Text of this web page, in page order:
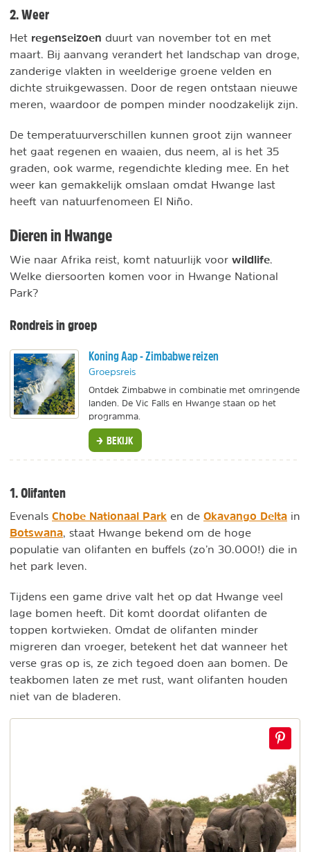
2. Weer
Het regenseizoen duurt van november tot en met
maart. Bij aanvang verandert het landschap van droge,
zanderige vlakten in weelderige groene velden en
dichte struikgewassen. Door de regen ontstaan nieuwe
meren, waardoor de pompen minder noodzakelijk zijn.
De temperatuurverschillen kunnen groot zijn wanneer
het gaat regenen en waaien, dus neem, al is het 35
graden, ook warme, regendichte kleding mee. En het
weer kan gemakkelijk omslaan omdat Hwange last
heeft van natuurfenomeen El Niño.
Dieren in Hwange
Wie naar Afrika reist, komt natuurlijk voor wildlife
Welke diersoorten komen voor in Hwange National
Park?
Rondreis in groep
Koning Aap - Zimbabwe reizen
Groepsreis
Ontdek Zimbabwe in combinatie met omringende
landen. De Vic Falls en Hwange staan op het
programma.
BEKIJK
1. Olifanten
Evenals Chobe Nationaal Park en de Okavango Delta in
Botswana, staat Hwange bekend om de hoge
populatie van olifanten en buffels (zo’n 30.000!) die in
het park leven.
Tijdens een game drive valt het op dat Hwange veel
lage bomen heeft. Dit komt doordat olifanten de
toppen kortwieken. Omdat de olifanten minder
migreren dan vroeger, betekent het dat wanneer het
verse gras op is, ze zich tegoed doen aan bomen. De
teakbomen laten ze met rust, want olifanten houden
niet van de bladeren.